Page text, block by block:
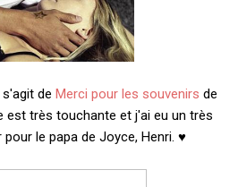
de Merci pour les souvenirs de
est très touchante et j'ai eu un très
le papa de Joyce, Henri. ♥